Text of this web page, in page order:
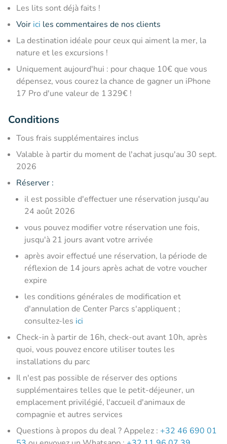
Les lits sont déjà faits !
Voir ici les commentaires de nos clients
La destination idéale pour ceux qui aiment la mer, la
nature et les excursions !
Uniquement aujourd'hui : pour chaque 10€ que vous
dépensez, vous courez la chance de gagner un iPhone
17 Pro d'une valeur de 1 329€ !
Conditions
Tous frais supplémentaires inclus
Valable à partir du moment de l'achat jusqu'au 30 sept.
2026
Réserver :
il est possible d'effectuer une réservation jusqu'au
24 août 2026
vous pouvez modifier votre réservation une fois,
jusqu'à 21 jours avant votre arrivée
après avoir effectué une réservation, la période de
réflexion de 14 jours après achat de votre voucher
expire
les conditions générales de modification et
d'annulation de Center Parcs s'appliquent ;
consultez-les ici
Check-in à partir de 16h, check-out avant 10h, après
quoi, vous pouvez encore utiliser toutes les
installations du parc
Il n'est pas possible de réserver des options
supplémentaires telles que le petit-déjeuner, un
emplacement privilégié, l'accueil d'animaux de
compagnie et autres services
Questions à propos du deal ? Appelez : +32 46 690 01